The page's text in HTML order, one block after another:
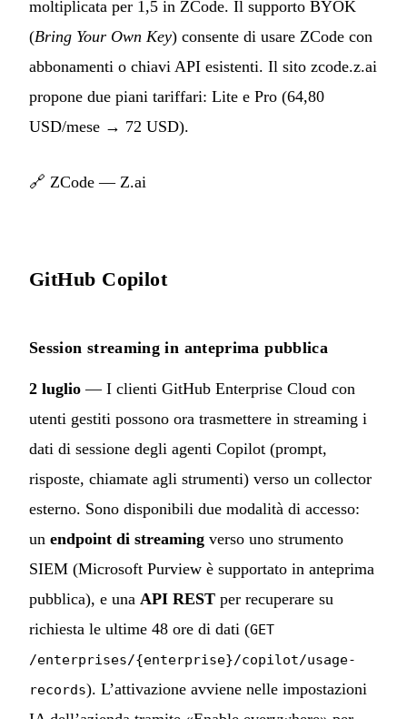
moltiplicata per 1,5 in ZCode. Il supporto BYOK
(Bring Your Own Key) consente di usare ZCode con
abbonamenti o chiavi API esistenti. Il sito zcode.z.ai
propone due piani tariffari: Lite e Pro (64,80
USD/mese → 72 USD).
🔗 ZCode — Z.ai
GitHub Copilot
Session streaming in anteprima pubblica
2 luglio — I clienti GitHub Enterprise Cloud con
utenti gestiti possono ora trasmettere in streaming i
dati di sessione degli agenti Copilot (prompt,
risposte, chiamate agli strumenti) verso un collector
esterno. Sono disponibili due modalità di accesso:
un endpoint di streaming verso uno strumento
SIEM (Microsoft Purview è supportato in anteprima
pubblica), e una API REST per recuperare su
richiesta le ultime 48 ore di dati (GET
/enterprises/{enterprise}/copilot/usage-
records). L’attivazione avviene nelle impostazioni